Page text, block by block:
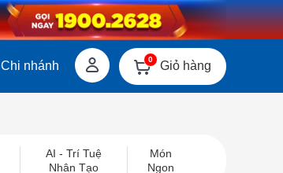
Chi nhánh 0 Giỏ hàng
AI - Trí Tuệ
Nhân Tạo
Món
Ngon